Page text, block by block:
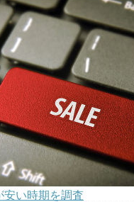
い時期を調査